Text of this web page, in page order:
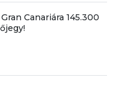
Canariára 145.300